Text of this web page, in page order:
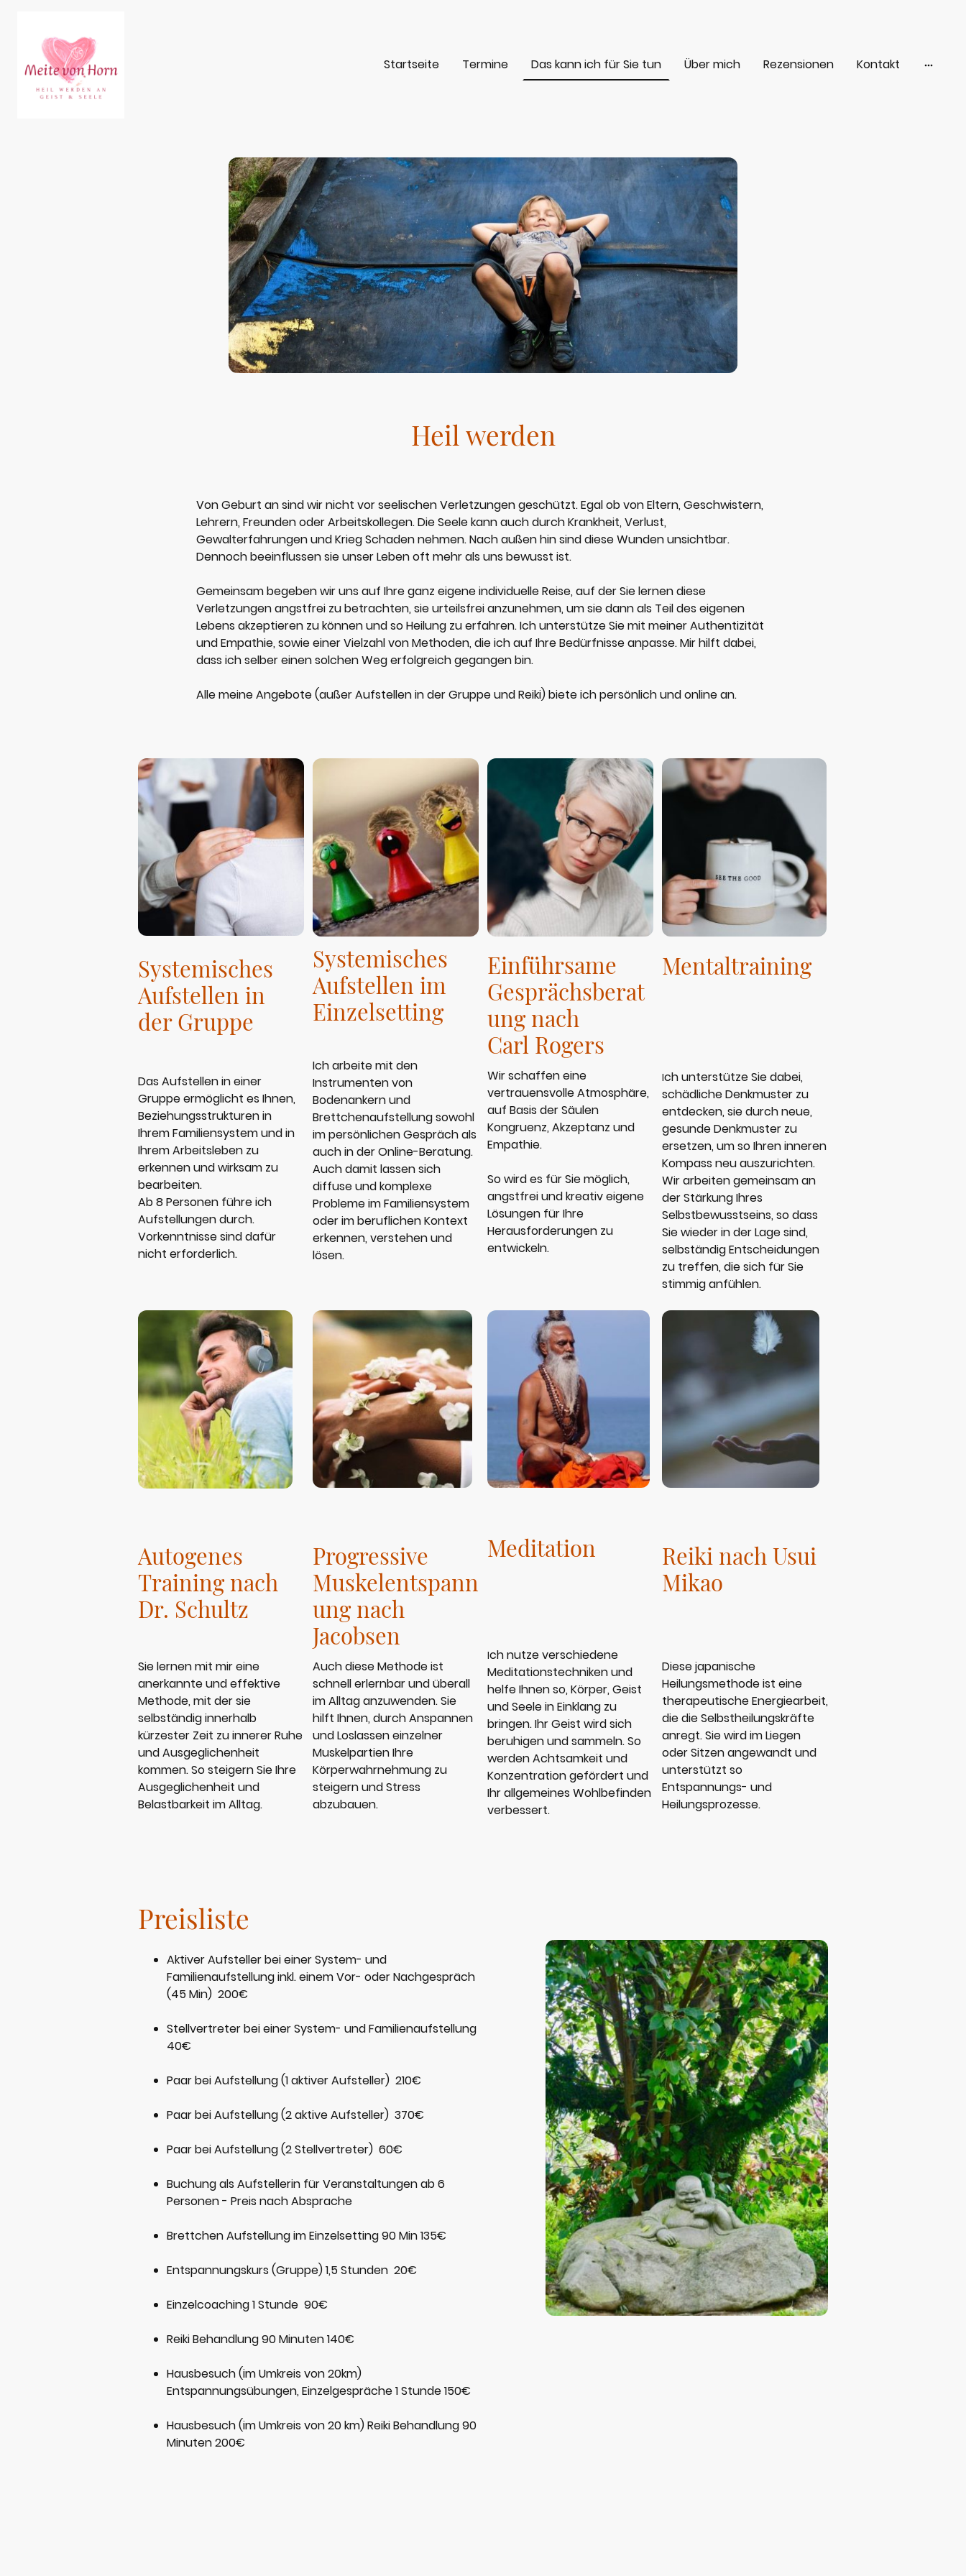
Startseite Termine Das kann ich für Sie tun Über mich Rezensionen Kontakt
Heil werden
Von Geburt an sind wir nicht vor seelischen Verletzungen geschützt. Egal ob von Eltern, Geschwistern,
Lehrern, Freunden oder Arbeitskollegen. Die Seele kann auch durch Krankheit, Verlust,
Gewalterfahrungen und Krieg Schaden nehmen. Nach außen hin sind diese Wunden unsichtbar.
Dennoch beeinflussen sie unser Leben oft mehr als uns bewusst ist.
Gemeinsam begeben wir uns auf Ihre ganz eigene individuelle Reise, auf der Sie lernen diese
Verletzungen angstfrei zu betrachten, sie urteilsfrei anzunehmen, um sie dann als Teil des eigenen
Lebens akzeptieren zu können und so Heilung zu erfahren. Ich unterstütze Sie mit meiner Authentizität
und Empathie, sowie einer Vielzahl von Methoden, die ich auf Ihre Bedürfnisse anpasse. Mir hilft dabei,
dass ich selber einen solchen Weg erfolgreich gegangen bin.
Alle meine Angebote (außer Aufstellen in der Gruppe und Reiki) biete ich persönlich und online an.
Systemisches
Aufstellen in
der Gruppe
Das Aufstellen in einer
Gruppe ermöglicht es Ihnen,
Beziehungsstrukturen in
Ihrem Familiensystem und in
Ihrem Arbeitsleben zu
erkennen und wirksam zu
bearbeiten.
Ab 8 Personen führe ich
Aufstellungen durch.
Vorkenntnisse sind dafür
nicht erforderlich.
Systemisches
Aufstellen im
Einzelsetting
Ich arbeite mit den
Instrumenten von
Bodenankern und
Brettchenaufstellung sowohl
im persönlichen Gespräch als
auch in der Online-Beratung.
Auch damit lassen sich
diffuse und komplexe
Probleme im Familiensystem
oder im beruflichen Kontext
erkennen, verstehen und
lösen.
Einführsame
Gesprächsberat
ung nach
Carl Rogers
Wir schaffen eine
vertrauensvolle Atmosphäre,
auf Basis der Säulen
Kongruenz, Akzeptanz und
Empathie.
So wird es für Sie möglich,
angstfrei und kreativ eigene
Lösungen für Ihre
Herausforderungen zu
entwickeln.
Mentaltraining
Ich unterstütze Sie dabei,
schädliche Denkmuster zu
entdecken, sie durch neue,
gesunde Denkmuster zu
ersetzen, um so Ihren inneren
Kompass neu auszurichten.
Wir arbeiten gemeinsam an
der Stärkung Ihres
Selbstbewusstseins, so dass
Sie wieder in der Lage sind,
selbständig Entscheidungen
zu treffen, die sich für Sie
stimmig anfühlen.
Autogenes
Training nach
Dr. Schultz
Sie lernen mit mir eine
anerkannte und effektive
Methode, mit der sie
selbständig innerhalb
kürzester Zeit zu innerer Ruhe
und Ausgeglichenheit
kommen. So steigern Sie Ihre
Ausgeglichenheit und
Belastbarkeit im Alltag.
Progressive
Muskelentspann
ung nach
Jacobsen
Auch diese Methode ist
schnell erlernbar und überall
im Alltag anzuwenden. Sie
hilft Ihnen, durch Anspannen
und Loslassen einzelner
Muskelpartien Ihre
Körperwahrnehmung zu
steigern und Stress
abzubauen.
Reiki nach Usui
Mikao
Diese japanische
Heilungsmethode ist eine
therapeutische Energiearbeit,
die die Selbstheilungskräfte
anregt. Sie wird im Liegen
oder Sitzen angewandt und
unterstützt so
Entspannungs- und
Heilungsprozesse.
Meditation
Ich nutze verschiedene
Meditationstechniken und
helfe Ihnen so, Körper, Geist
und Seele in Einklang zu
bringen. Ihr Geist wird sich
beruhigen und sammeln. So
werden Achtsamkeit und
Konzentration gefördert und
Ihr allgemeines Wohlbefinden
verbessert.
Preisliste
Aktiver Aufsteller bei einer System- und
Familienaufstellung inkl. einem Vor- oder Nachgespräch
(45 Min) 200€
Stellvertreter bei einer System- und Familienaufstellung
40€
Paar bei Aufstellung (1 aktiver Aufsteller) 210€
Paar bei Aufstellung (2 aktive Aufsteller) 370€
Paar bei Aufstellung (2 Stellvertreter) 60€
Buchung als Aufstellerin für Veranstaltungen ab 6
Personen - Preis nach Absprache
Brettchen Aufstellung im Einzelsetting 90 Min 135€
Entspannungskurs (Gruppe) 1,5 Stunden 20€
Einzelcoaching 1 Stunde 90€
Reiki Behandlung 90 Minuten 140€
Hausbesuch (im Umkreis von 20km)
Entspannungsübungen, Einzelgespräche 1 Stunde 150€
Hausbesuch (im Umkreis von 20 km) Reiki Behandlung 90
Minuten 200€